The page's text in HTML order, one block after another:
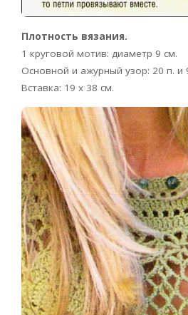
Плотность вязания.
1 круговой мотив: диаметр 9 см.
Основной и ажурный узор: 20 п. и
Вставка: 19 х 38 см.